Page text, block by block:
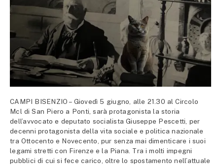
CAMPI BISENZIO – Giovedì 5 giugno, alle 21.30 al Circolo
Mcl di San Piero a Ponti, sarà protagonista la storia
dell’avvocato e deputato socialista Giuseppe Pescetti, per
decenni protagonista della vita sociale e politica nazionale
tra Ottocento e Novecento, pur senza mai dimenticare i suoi
legami stretti con Firenze e la Piana. Tra i molti impegni
pubblici di cui si fece carico, oltre lo spostamento nell’attuale